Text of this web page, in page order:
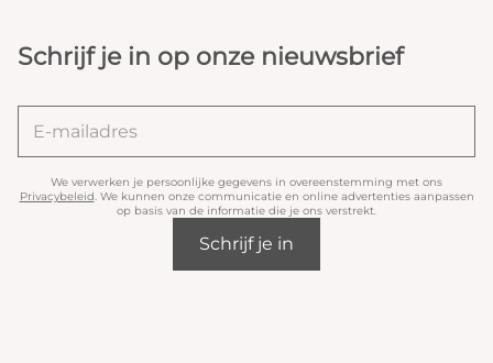
Schrijf je in op onze nieuwsbrief
We verwerken je persoonlijke gegevens in overeenstemming met ons
Privacybeleid. We kunnen onze communicatie en online advertenties aanpassen
op basis van de informatie die je ons verstrekt.
Schrijf je in